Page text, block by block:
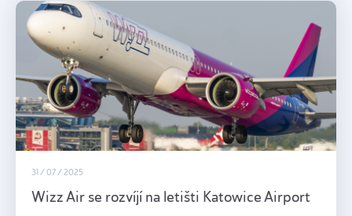
31 / 07 / 2025
Wizz Air se rozvíjí na letišti Katowice Airport